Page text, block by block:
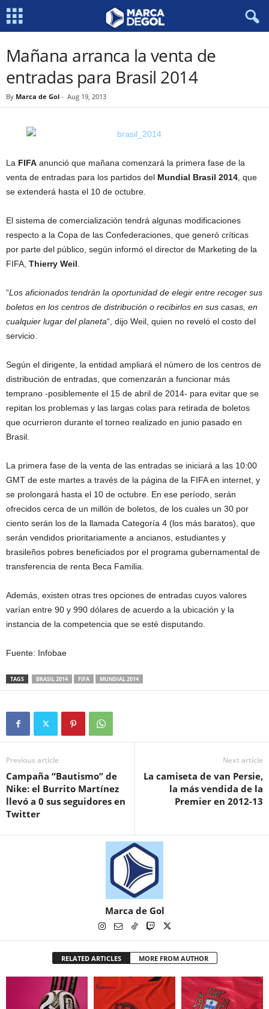
Mañana arranca la venta de
entradas para Brasil 2014
By Marca de Gol - Aug 19, 2013
La FIFA anunció que mañana comenzará la primera fase de la
venta de entradas para los partidos del Mundial Brasil 2014 , que
se extenderá hasta el 10 de octubre.
El sistema de comercialización tendrá algunas modificaciones
respecto a la Copa de las Confederaciones, que generó críticas
por parte del público, según informó el director de Marketing de la
FIFA, Thierry Weil
“Los aficionados tendrán la oportunidad de elegir entre recoger sus
boletos en los centros de distribución o recibirlos en sus casas, en
cualquier lugar del planeta“, dijo Weil, quien no reveló el costo del
servicio.
Según el dirigente, la entidad ampliará el número de los centros de
distribución de entradas, que comenzarán a funcionar más
temprano -posiblemente el 15 de abril de 2014- para evitar que se
repitan los problemas y las largas colas para retirada de boletos
que ocurrieron durante el torneo realizado en junio pasado en
Brasil.
La primera fase de la venta de las entradas se iniciará a las 10:00
GMT de este martes a través de la página de la FIFA en internet, y
se prolongará hasta el 10 de octubre. En ese período, serán
ofrecidos cerca de un millón de boletos, de los cuales un 30 por
ciento serán los de la llamada Categoría 4 (los más baratos), que
serán vendidos prioritariamente a ancianos, estudiantes y
brasileños pobres beneficiados por el programa gubernamental de
transferencia de renta Beca Familia.
Además, existen otras tres opciones de entradas cuyos valores
varían entre 90 y 990 dólares de acuerdo a la ubicación y la
instancia de la competencia que se esté disputando.
Fuente: Infobae
TAGS BRASIL 2014 FIFA MUNDIAL 2014
Previous article
Campaña “Bautismo” de
Nike: el Burrito Martínez
llevó a 0 sus seguidores en
Twitter
Next article
La camiseta de van Persie,
la más vendida de la
Premier en 2012-13
Marca de Gol
RELATED ARTICLES MORE FROM AUTHOR